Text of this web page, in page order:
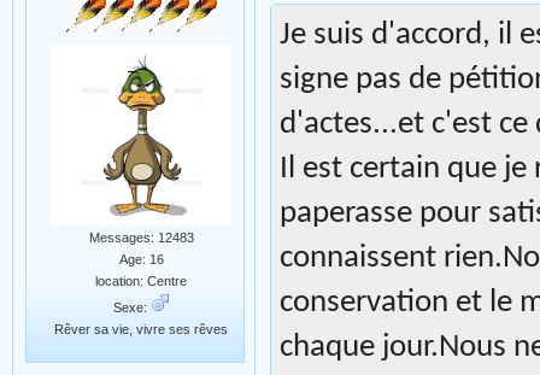
Messages: 12483
Age: 16
location: Centre
Sexe:
Rêver sa vie, vivre ses rêves
Je suis d'accord, il
signe pas de
d'actes...et c'est
Il est certain que je
paperasse pour
connaissent
conservation et le
chaque jour.Nous